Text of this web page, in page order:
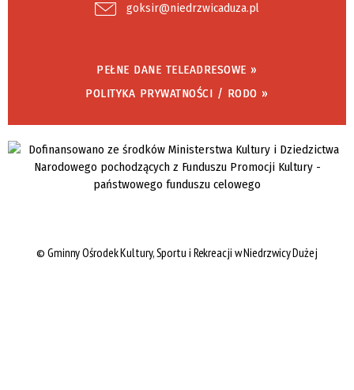
goksir@niedrzwicaduza.pl
PEŁNE DANE TELEADRESOWE »
POLITYKA PRYWATNOŚCI / RODO »
© Gminny Ośrodek Kultury, Sportu i Rekreacji w Niedrzwicy Dużej